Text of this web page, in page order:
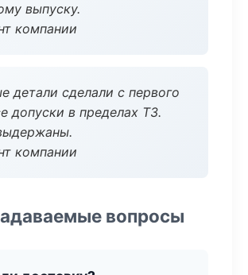
выпуску.
компании
детали сделали с первого
допуски в пределах ТЗ.
компании
вопросы